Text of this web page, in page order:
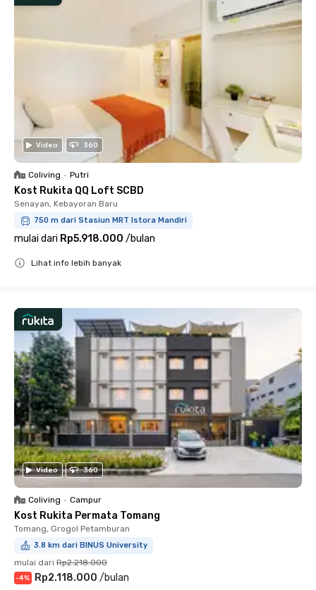
Video 360
Coliving • Putri
Kost Rukita QQ Loft SCBD
Senayan, Kebayoran Baru
750 m dari Stasiun MRT Istora Mandiri
mulai dari Rp5.918.000 /bulan
Lihat info lebih banyak
Video 360
Coliving • Campur
Kost Rukita Permata Tomang
Tomang, Grogol Petamburan
3.8 km dari BINUS University
mulai dari Rp2.218.000
-4% Rp2.118.000 /bulan